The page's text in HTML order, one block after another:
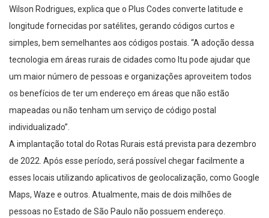
longitude fornecidas por satélites, gerando códigos curtos e
simples, bem semelhantes aos códigos postais. “A adoção dessa
tecnologia em áreas rurais de cidades como Itu pode ajudar que
um maior número de pessoas e organizações aproveitem todos
os benefícios de ter um endereço em áreas que não estão
mapeadas ou não tenham um serviço de código postal
individualizado”.
A implantação total do Rotas Rurais está prevista para dezembro
de 2022. Após esse período, será possível chegar facilmente a
esses locais utilizando aplicativos de geolocalização, como Google
Maps, Waze e outros. Atualmente, mais de dois milhões de
pessoas no Estado de São Paulo não possuem endereço.
Ainda esta semana o mapeamento na cidade de Pardinho estará